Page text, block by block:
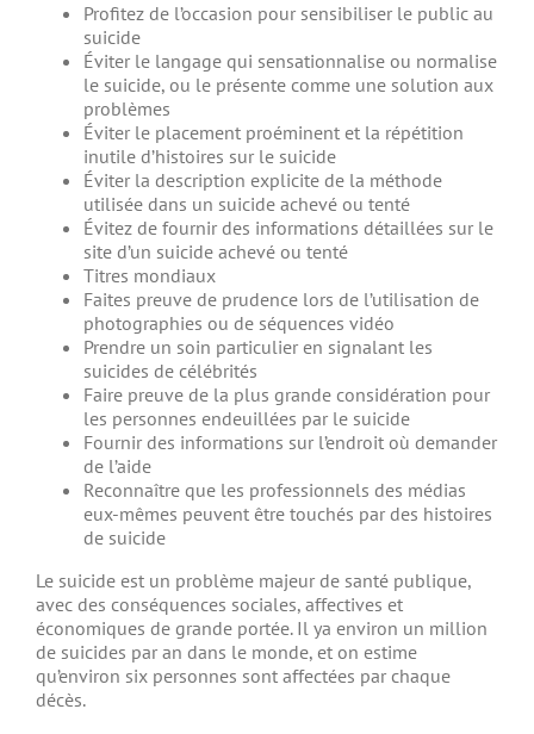
Profitez de l’occasion pour sensibiliser le public au
suicide
Éviter le langage qui sensationnalise ou normalise
le suicide, ou le présente comme une solution aux
problèmes
Éviter le placement proéminent et la répétition
inutile d’histoires sur le suicide
Éviter la description explicite de la méthode
utilisée dans un suicide achevé ou tenté
Évitez de fournir des informations détaillées sur le
site d’un suicide achevé ou tenté
Titres mondiaux
Faites preuve de prudence lors de l’utilisation de
photographies ou de séquences vidéo
Prendre un soin particulier en signalant les
suicides de célébrités
Faire preuve de la plus grande considération pour
les personnes endeuillées par le suicide
Fournir des informations sur l’endroit où demander
de l’aide
Reconnaître que les professionnels des médias
eux-mêmes peuvent être touchés par des histoires
de suicide
Le suicide est un problème majeur de santé publique,
avec des conséquences sociales, affectives et
économiques de grande portée. Il ya environ un million
de suicides par an dans le monde, et on estime
qu’environ six personnes sont affectées par chaque
décès.